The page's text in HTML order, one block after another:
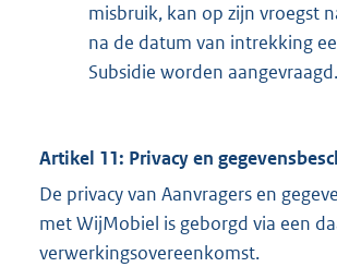
misbruik, kan op zijn vroegst
na de datum van intrekking
Subsidie worden aangevraagd.
Artikel 11: Privacy en
De privacy van Aanvragers en
met WijMobiel is geborgd via een
verwerkingsovereenkomst.